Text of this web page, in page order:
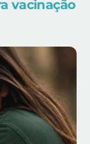
vacinação